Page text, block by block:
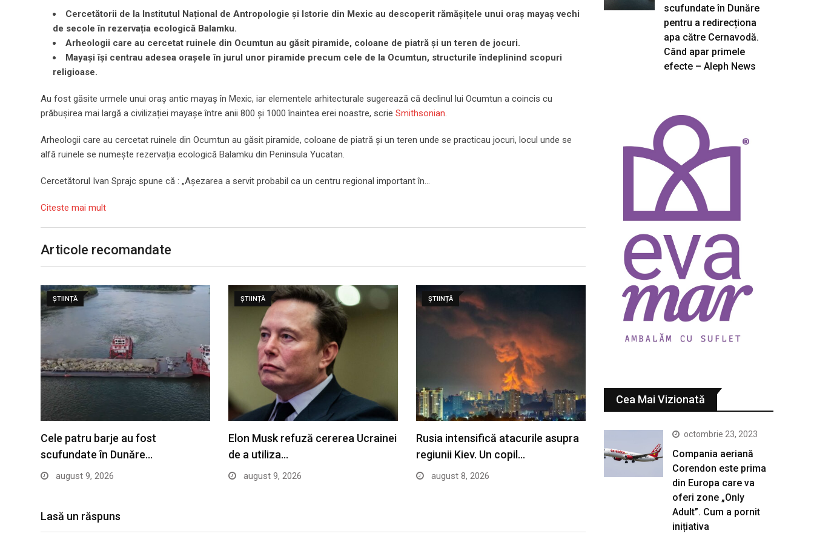
Cercetătorii de la Institutul Național de Antropologie și Istorie din Mexic au descoperit rămășițele unui oraș mayaș vechi
de secole în rezervația ecologică Balamku.
Arheologii care au cercetat ruinele din Ocumtun au găsit piramide, coloane de piatră și un teren de jocuri.
Mayași își centrau adesea orașele în jurul unor piramide precum cele de la Ocumtun, structurile îndeplinind scopuri
religioase.
Au fost găsite urmele unui oraș antic mayaș în Mexic, iar elementele arhitecturale sugerează că declinul lui Ocumtun a coincis cu
prăbușirea mai largă a civilizației mayașe între anii 800 și 1000 înaintea erei noastre, scrie Smithsonian.
Arheologii care au cercetat ruinele din Ocumtun au găsit piramide, coloane de piatră și un teren unde se practicau jocuri, locul unde se
alfă ruinele se numește rezervația ecologică Balamku din Peninsula Yucatan.
Cercetătorul Ivan Sprajc spune că : „Așezarea a servit probabil ca un centru regional important în…
Citeste mai mult
Articole recomandate
ȘTIINȚĂ
Cele patru barje au fost
scufundate în Dunăre…
august 9, 2026
ȘTIINȚĂ
Elon Musk refuză cererea Ucrainei
de a utiliza…
august 9, 2026
ȘTIINȚĂ
Rusia intensifică atacurile asupra
regiunii Kiev. Un copil…
august 8, 2026
Lasă un răspuns
scufundate în Dunăre
pentru a redirecționa
apa către Cernavodă.
Când apar primele
efecte – Aleph News
Cea Mai Vizionată
octombrie 23, 2023
Compania aeriană
Corendon este prima
din Europa care va
oferi zone „Only
Adult”. Cum a pornit
inițiativa